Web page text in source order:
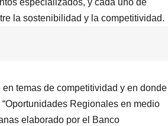
especializados, y cada uno de
la sostenibilidad y la competitividad.
temas de competitividad y en donde
Regionales en medio
elaborado por el Banco